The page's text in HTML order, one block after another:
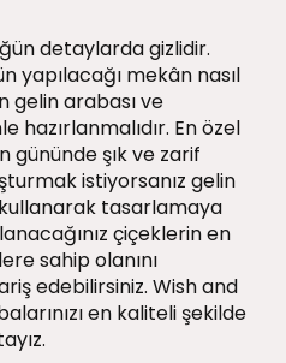
detaylarda gizlidir.
yapılacağı mekân nasıl
gelin arabası ve
hazırlanmalıdır. En özel
gününde şık ve zarif
istiyorsanız gelin
tasarlamaya
çiçeklerin en
sahip olanını
edebilirsiniz. Wish and
en kaliteli şekilde